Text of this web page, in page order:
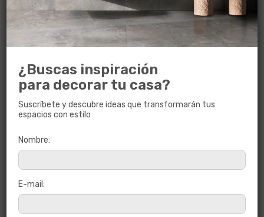
La Casona Vilela, conocida por tener uno de los
balcones coloniales más antiguos de Lima, será
abierta al público como parte de esta
celebración del diseño, permitiendo a los
fusión entre historia y modernidad que Cerámica